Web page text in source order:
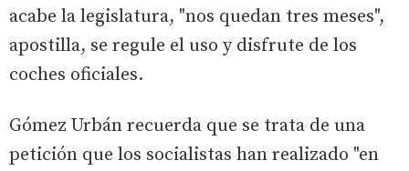
acabe la legislatura, "nos quedan tres meses",
apostilla, se regule el uso y disfrute de los
coches oficiales.
Gómez Urbán recuerda que se trata de una
petición que los socialistas han realizado "en